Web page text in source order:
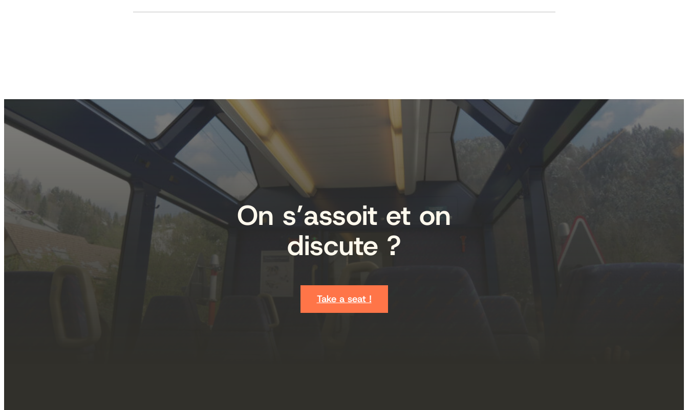
On s’assoit et on
discute ?
Take a seat !